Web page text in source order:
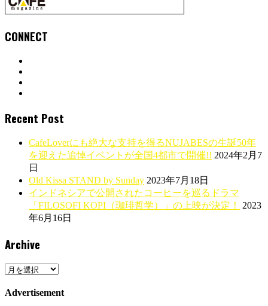
CONNECT
Recent Post
CafeLoverにも絶大な支持を得るNUJABESの生誕50年
を迎えた追悼イベントが全国4都市で開催!! 2024年2月7
日
Old Kissa STAND by Sunday 2023年7月18日
インドネシアで公開されたコーヒーを巡るドラマ
「FILOSOFI KOPI（珈琲哲学）」の上映が決定！
2023
年6月16日
Archive
Archive
Advertisement